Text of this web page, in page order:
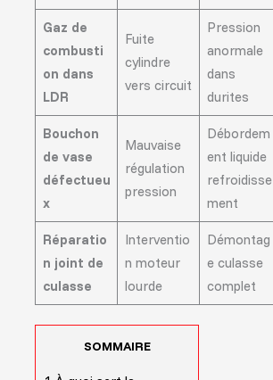
Gaz de
combusti
on dans
LDR
Fuite
cylindre
vers circuit
Pression
anormale
dans
durites
Bouchon
de vase
défectueu
x
Mauvaise
régulation
pression
Débordem
ent liquide
refroidisse
ment
Réparatio
n joint de
culasse
Interventio
n moteur
lourde
Démontag
e culasse
complet
SOMMAIRE